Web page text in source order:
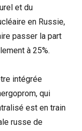
et du
en Russie,
passer la part
à 25%.
intégrée
qui
est en train
russe de